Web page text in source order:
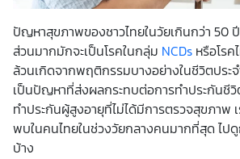
ปัญหาสุขภาพของชาวไทยในวัยเกินกว่า 50
ส่วนมากมักจะเป็นโรคในกลุ่ม NCDs หรือโร
ล้วนเกิดจากพฤติกรรมบางอย่างในชีวิตประจ
เป็นปัญหาที่ส่งผลกระทบต่อการทำประกันชีวิ
ทำประกันผู้สูงอายุที่ไม่ได้มีการตรวจสุขภาพ
พบในคนไทยในช่วงวัยกลางคนมากที่สุด ไปดู
บ้าง